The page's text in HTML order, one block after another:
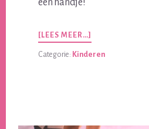
een handje!
[LEES MEER…]
KINDERFEESTJE
THEMA’S
Categorie: Kinderen